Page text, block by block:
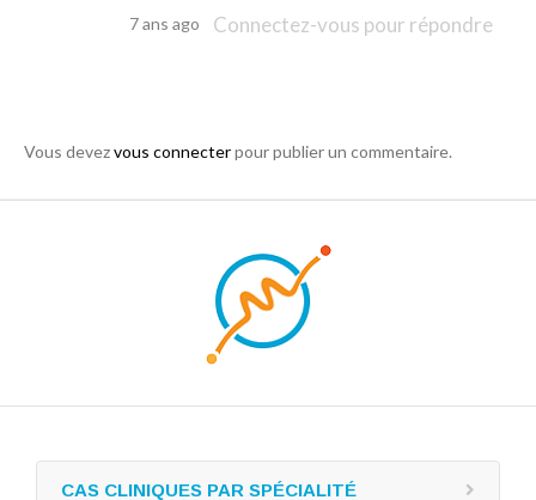
7 ans ago
Connectez-vous pour répondre
Vous devezvous connecterpour publier un commentaire.
CAS CLINIQUES PAR SPÉCIALITÉ